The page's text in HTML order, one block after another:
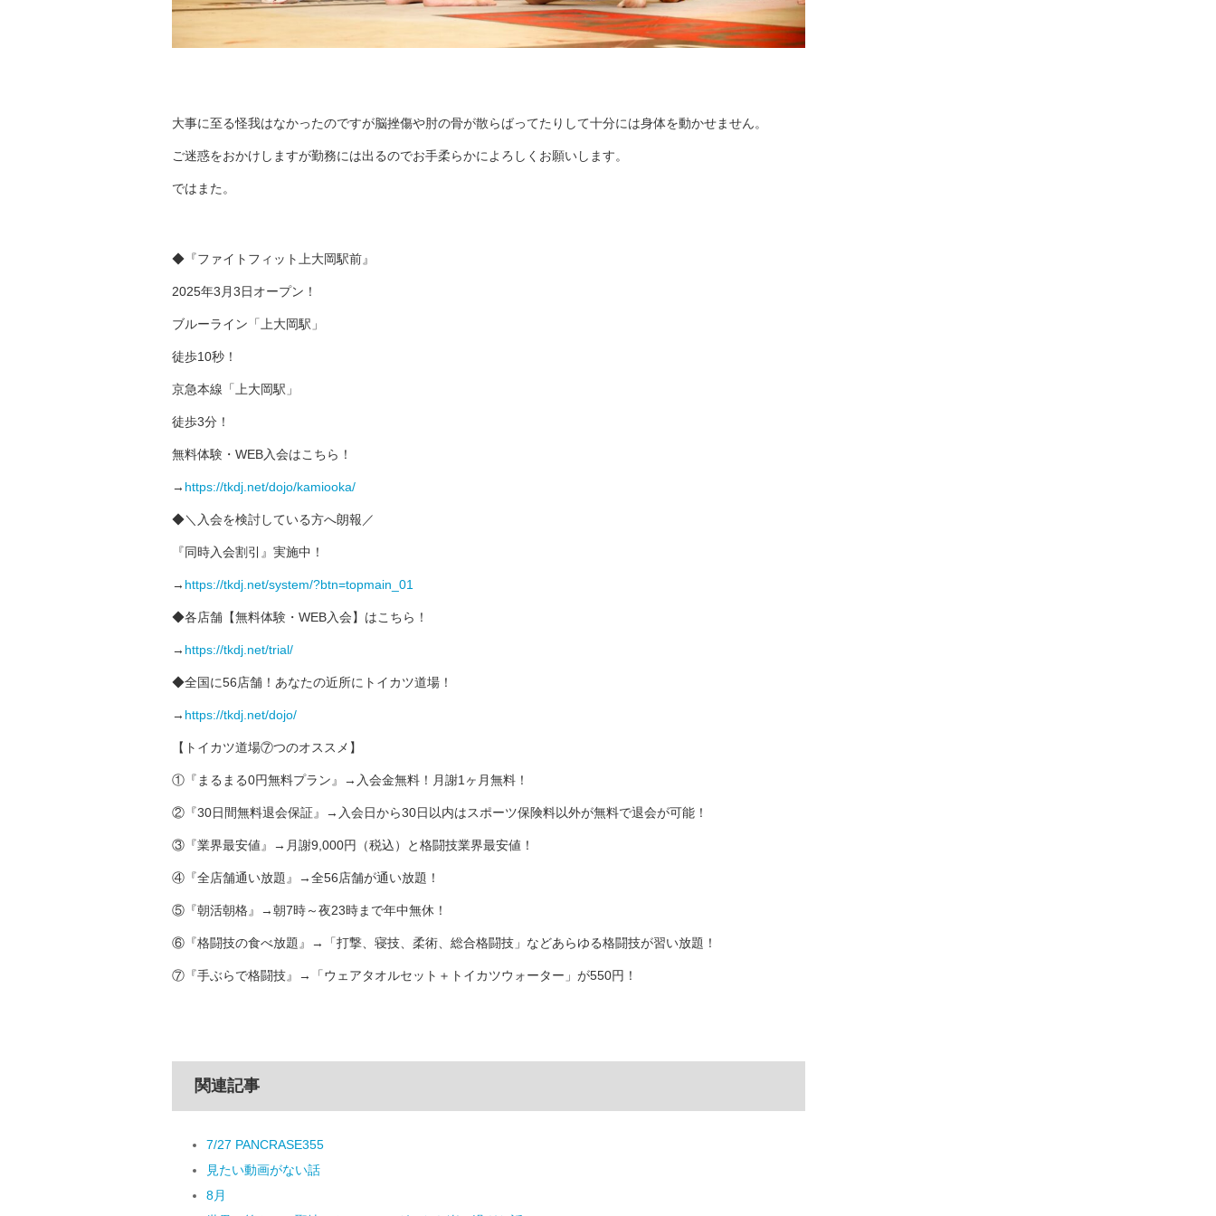
大事に至る怪我はなかったのですが脳挫傷や肘の骨が散らばってたりして十分には身体を動かせません。
ご迷惑をおかけしますが勤務には出るのでお手柔らかによろしくお願いします。
ではまた。
◆『ファイトフィット上大岡駅前』
2025年3月3日オープン！
ブルーライン「上大岡駅」
徒歩10秒！
京急本線「上大岡駅」
徒歩3分！
無料体験・WEB入会はこちら！
→ https://tkdj.net/dojo/kamiooka/
◆＼入会を検討している方へ朗報／
『同時入会割引』実施中！
→ https://tkdj.net/system/?btn=topmain_01
◆各店舗【無料体験・WEB入会】はこちら！
→ https://tkdj.net/trial/
◆全国に56店舗！あなたの近所にトイカツ道場！
→ https://tkdj.net/dojo/
【トイカツ道場⑦つのオススメ】
①『まるまる0円無料プラン』→入会金無料！月謝1ヶ月無料！
②『30日間無料退会保証』→入会日から30日以内はスポーツ保険料以外が無料で退会が可能！
③『業界最安値』→月謝9,000円（税込）と格闘技業界最安値！
④『全店舗通い放題』→全56店舗が通い放題！
⑤『朝活朝格』→朝7時～夜23時まで年中無休！
⑥『格闘技の食べ放題』→「打撃、寝技、柔術、総合格闘技」などあらゆる格闘技が習い放題！
⑦『手ぶらで格闘技』→「ウェアタオルセット＋トイカツウォーター」が550円！
関連記事
7/27 PANCRASE355
見たい動画がない話
8月